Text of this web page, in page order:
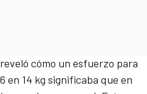
cómo un esfuerzo para
en 14 kg significaba que en